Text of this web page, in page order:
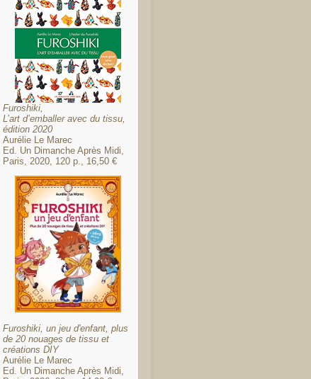
Furoshiki,
L’art d’emballer avec du tissu,
édition 2020
Aurélie Le Marec
Ed. Un Dimanche Après Midi,
Paris, 2020, 120 p., 16,50 €
Furoshiki, un jeu d'enfant, plus
de 20 nouages de tissu et
créations DIY
Aurélie Le Marec
Ed. Un Dimanche Après Midi,